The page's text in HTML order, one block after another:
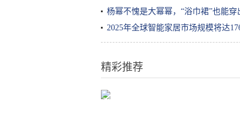
杨幂不愧是大幂幂，“浴巾裙”也能
2025年全球智能家居市场规模将达
精彩推荐
张嘉倪晒出自用体乳，肌肤“亮白十